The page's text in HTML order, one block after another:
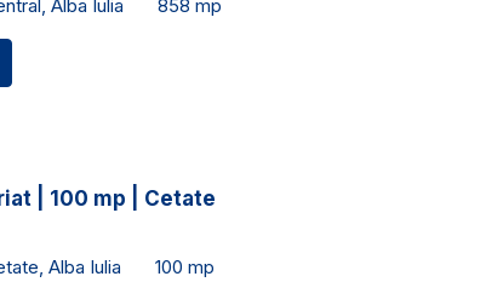
Alba Iulia 858 mp
| 100 mp | Cetate
Alba Iulia 100 mp